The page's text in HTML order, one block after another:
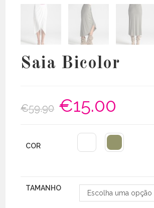
Saia Bicolor
€59.90
O
preço
original
€15.00
COR
TAMANHO
Escolha uma opção